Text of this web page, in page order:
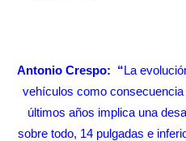
Antonio Crespo: “La
vehículos como
últimos años implica una
sobre todo, 14 pulgadas e